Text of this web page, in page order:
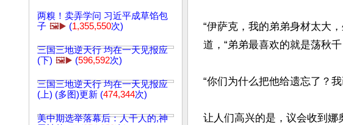
两糗！卖弄学问 习近平成草馅包
子 🖼️▶️ (1,355,550次)
三国三地逆天行 均在一天见报应
(下) 🖼️▶️ (596,592次)
三国三地逆天行 均在一天见报应
(上) (多图)更新 (474,344次)
美中期选举落幕后：人干人的,神
“伊萨克，我的弟弟身材太大
道，“弟弟最喜欢的就是荡秋
“你们为什么把他给遗忘了？
让人们高兴的是，议会收到